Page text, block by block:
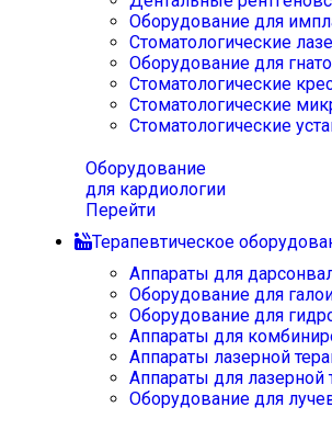
Оборудование для
Стоматологические
Оборудование для
Стоматологические
Стоматологические
Стоматологические
Оборудование
для кардиологии
Перейти
Терапевтическое
Аппараты для
Оборудование для
Оборудование для
Аппараты для
Аппараты лазерной
Аппараты для лазерной
Оборудование для